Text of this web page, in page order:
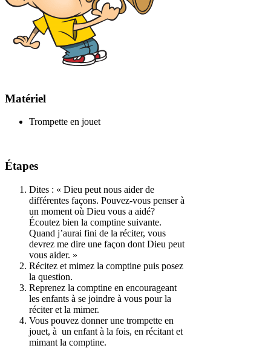
Matériel
Trompette en jouet
Étapes
Dites : « Dieu peut nous aider de
différentes façons. Pouvez-vous penser à
un moment où Dieu vous a aidé?
Écoutez bien la comptine suivante.
Quand j’aurai fini de la réciter, vous
devrez me dire une façon dont Dieu peut
vous aider. »
Récitez et mimez la comptine puis posez
la question.
Reprenez la comptine en encourageant
les enfants à se joindre à vous pour la
réciter et la mimer.
Vous pouvez donner une trompette en
jouet, à un enfant à la fois, en récitant et
mimant la comptine.